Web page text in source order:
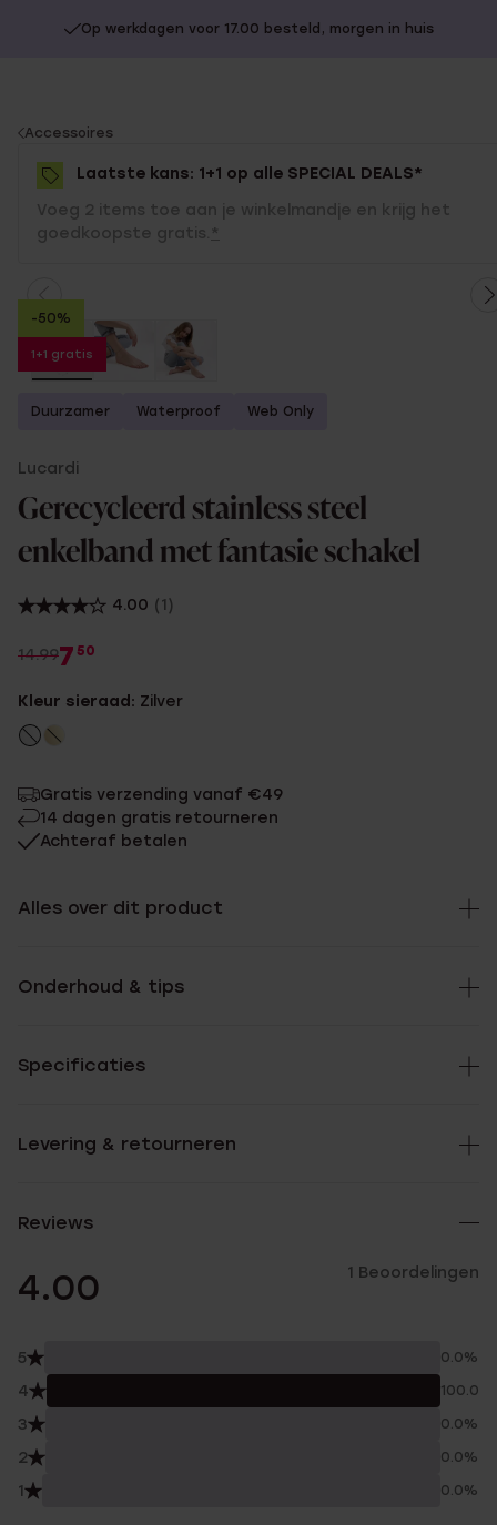
Op werkdagen voor 17.00 besteld, morgen in huis
You
are
here:
Accessoires
Laatste kans: 1+1 op alle SPECIAL DEALS*
Voeg 2 items toe aan je winkelmandje en krijg het
goedkoopste gratis. *
-50%
1+1 gratis
Duurzamer Waterproof Web Only
Lucardi
Gerecycleerd stainless steel
enkelband met fantasie schakel
4.00 (1)
14.997 50
Kleur sieraad: Zilver
Gratis verzending vanaf €49
14 dagen gratis retourneren
Achteraf betalen
Alles over dit product
Onderhoud & tips
Specificaties
Levering & retourneren
Reviews
4.00 1 Beoordelingen
5 0.0%
4 100.0%
3 0.0%
2 0.0%
1 0.0%